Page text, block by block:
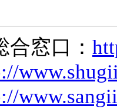
窓口：